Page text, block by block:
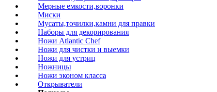
Мерные емкости,воронки
Миски
Мусаты,точилки,камни для правки
Наборы для декорирования
Ножи Atlantic Chef
Ножи для чистки и выемки
Ножи для устриц
Ножницы
Ножи эконом класса
Открыватели